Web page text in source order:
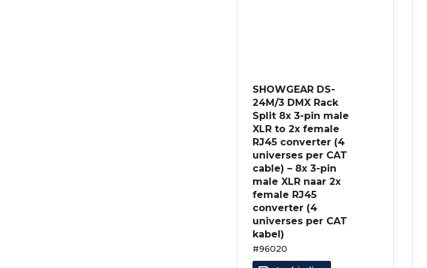
SHOWGEAR DS-
24M/3 DMX Rack
Split 8x 3-pin male
XLR to 2x female
RJ45 converter (4
universes per CAT
cable) – 8x 3-pin
male XLR naar 2x
female RJ45
converter (4
universes per CAT
kabel)
#96020